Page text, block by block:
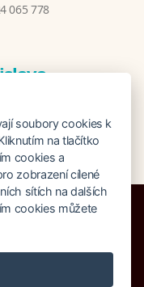
065 778
759 074
000 EUR
soubory cookies k
na tlačítko
cookies a
zobrazení cílené
sítích na dalších
cookies můžete